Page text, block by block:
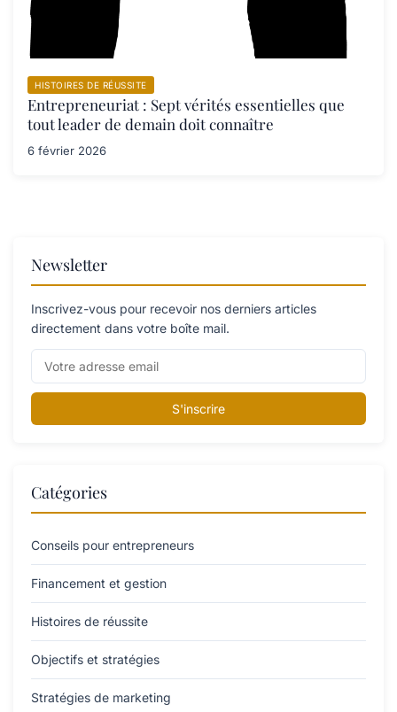
HISTOIRES DE RÉUSSITE
Entrepreneuriat : Sept vérités essentielles que
tout leader de demain doit connaître
6 février 2026
Newsletter
Inscrivez-vous pour recevoir nos derniers articles
directement dans votre boîte mail.
S'inscrire
Catégories
Conseils pour entrepreneurs
Financement et gestion
Histoires de réussite
Objectifs et stratégies
Stratégies de marketing